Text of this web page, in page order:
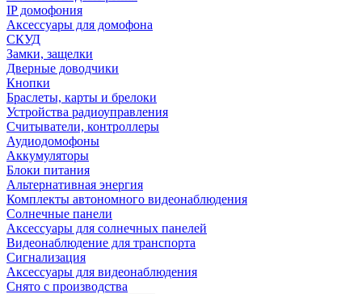
IP домофония
Аксессуары для домофона
СКУД
Замки, защелки
Дверные доводчики
Кнопки
Браслеты, карты и брелоки
Устройства радиоуправления
Считыватели, контроллеры
Аудиодомофоны
Аккумуляторы
Блоки питания
Альтернативная энергия
Комплекты автономного видеонаблюдения
Солнечные панели
Аксессуары для солнечных панелей
Видеонаблюдение для транспорта
Сигнализация
Аксессуары для видеонаблюдения
Снято с производства